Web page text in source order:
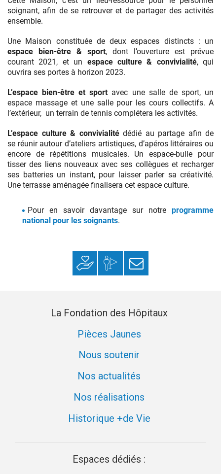
soignant, afin de se retrouver et de partager des activités
ensemble.
Une Maison constituée de deux espaces distincts : un
espace bien-être & sport, dont l’ouverture est prévue
courant 2021, et un espace culture& convivialité, qui
ouvrira ses portes à horizon 2023.
L’espace bien-être et sport avec une salle de sport, un
espace massage et une salle pour les cours collectifs. A
l’extérieur, un terrain de tennis complétera les activités.
L’espace culture & convivialitédédié au partage afin de
se réunir autour d’ateliers artistiques, d’apéros littéraires ou
encore de répétitions musicales. Un espace-bulle pour
tisser des liens nouveaux avec ses collègues et recharger
ses batteries un instant, pour laisser parler sa créativité.
Une terrasse aménagée finalisera cet espace culture.
Pour en savoir davantage sur notre programme
national pour les soignants.
Faire un donMon espace
donateur
S’inscrire à la
newsletter
La Fondation des Hôpitaux
Pièces Jaunes
Nous soutenir
Nos actualités
Nos réalisations
Historique +de Vie
Espaces dédiés :